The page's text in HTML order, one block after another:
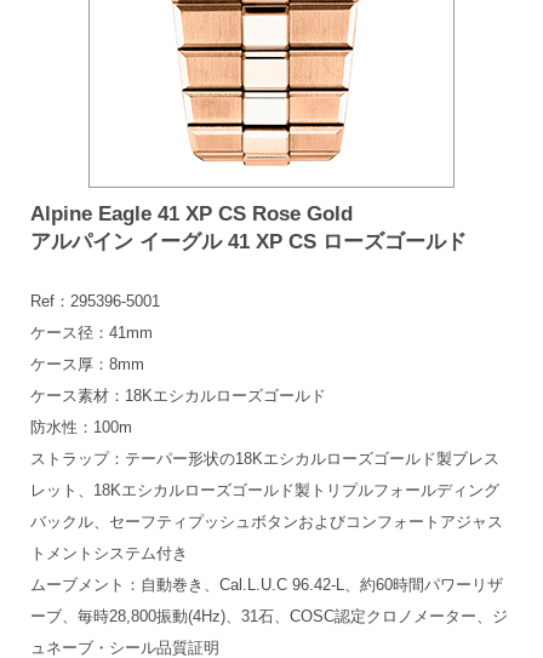
Alpine Eagle 41 XP CS Rose Gold
アルパイン イーグル 41 XP CS ローズゴールド
Ref：295396-5001
ケース径：41mm
ケース厚：8mm
ケース素材：18Kエシカルローズゴールド
防水性：100m
ストラップ：テーパー形状の18Kエシカルローズゴールド製ブレス
レット、18Kエシカルローズゴールド製トリプルフォールディング
バックル、セーフティプッシュボタンおよびコンフォートアジャス
トメントシステム付き
ムーブメント：自動巻き、Cal.L.U.C 96.42-L、約60時間パワーリザ
ーブ、毎時28,800振動(4Hz)、31石、COSC認定クロノメーター、ジ
ュネーブ・シール品質証明